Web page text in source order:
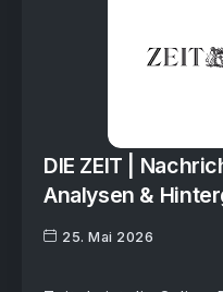
DIE ZEIT |
Analysen &
25. Mai 2026